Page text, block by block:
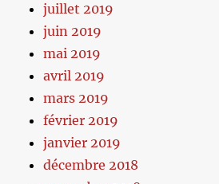
juillet 2019
juin 2019
mai 2019
avril 2019
mars 2019
février 2019
janvier 2019
décembre 2018